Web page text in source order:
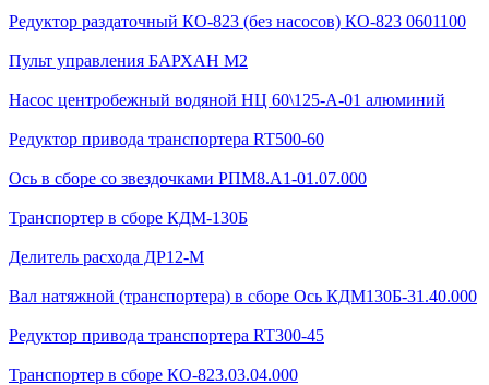
Редуктор раздаточный КО-823 (без насосов) КО-823 0601100
Пульт управления БАРХАН М2
Насос центробежный водяной НЦ 60\125-А-01 алюминий
Редуктор привода транспортера RT500-60
Ось в сборе со звездочками РПМ8.А1-01.07.000
Транспортер в сборе КДМ-130Б
Делитель расхода ДР12-М
Вал натяжной (транспортера) в сборе Ось КДМ130Б-31.40.000
Редуктор привода транспортера RT300-45
Транспортер в сборе КО-823.03.04.000